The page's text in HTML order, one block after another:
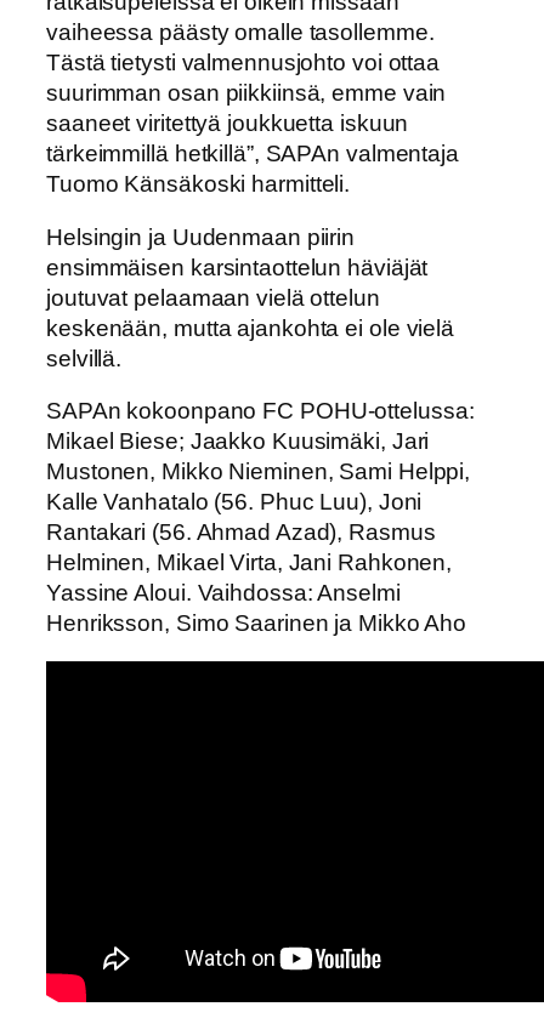
vaiheessa päästy omalle tasollemme.
Tästä tietysti valmennusjohto voi ottaa
suurimman osan piikkiinsä, emme vain
saaneet viritettyä joukkuetta iskuun
tärkeimmillä hetkillä”, SAPAn valmentaja
Tuomo Känsäkoski harmitteli.
Helsingin ja Uudenmaan piirin
ensimmäisen karsintaottelun häviäjät
joutuvat pelaamaan vielä ottelun
keskenään, mutta ajankohta ei ole vielä
selvillä.
SAPAn kokoonpano FC POHU-ottelussa:
Mikael Biese; Jaakko Kuusimäki, Jari
Mustonen, Mikko Nieminen, Sami Helppi,
Kalle Vanhatalo (56. Phuc Luu), Joni
Rantakari (56. Ahmad Azad), Rasmus
Helminen, Mikael Virta, Jani Rahkonen,
Yassine Aloui. Vaihdossa: Anselmi
Henriksson, Simo Saarinen ja Mikko Aho